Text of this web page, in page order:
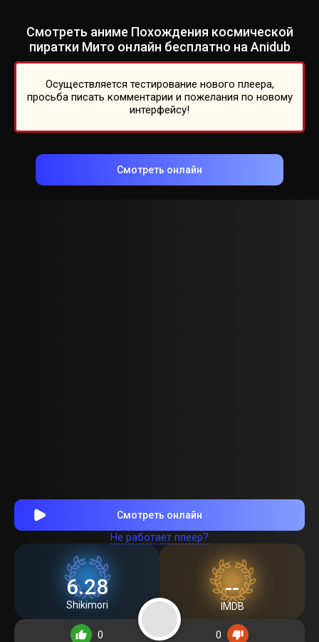
Смотреть аниме Похождения космической
пиратки Мито онлайн бесплатно на Anidub
Осуществляется тестирование нового плеера,
просьба писать комментарии и пожелания по новому
интерфейсу!
Смотреть онлайн
Смотреть онлайн
Не работает плеер?
6.28
Shikimori
--
IMDB
0
0